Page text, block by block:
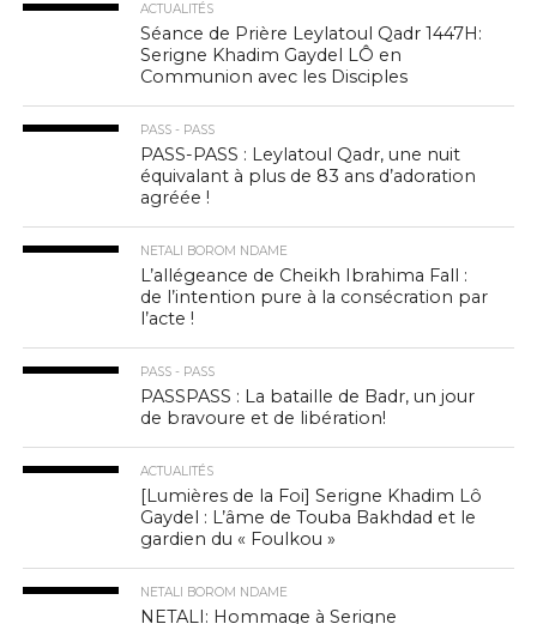
ACTUALITÉS
Séance de Prière Leylatoul Qadr 1447H:
Serigne Khadim Gaydel LÔ en
Communion avec les Disciples
PASS - PASS
PASS-PASS : Leylatoul Qadr, une nuit
équivalant à plus de 83 ans d’adoration
agréée !
NETALI BOROM NDAME
L’allégeance de Cheikh Ibrahima Fall :
de l’intention pure à la consécration par
l’acte !
PASS - PASS
PASSPASS : La bataille de Badr, un jour
de bravoure et de libération!
ACTUALITÉS
[Lumières de la Foi] Serigne Khadim Lô
Gaydel : L’âme de Touba Bakhdad et le
gardien du « Foulkou »
NETALI BOROM NDAME
NETALI: Hommage à Serigne